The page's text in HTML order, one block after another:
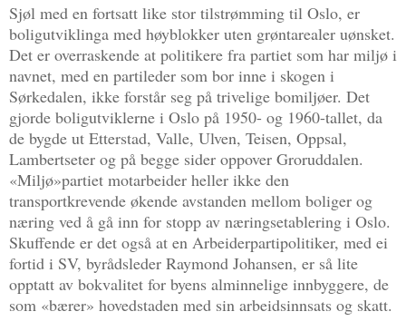
Sjøl med en fortsatt like stor tilstrømming til Oslo, er
boligutviklinga med høyblokker uten grøntarealer uønsket.
Det er overraskende at politikere fra partiet som har miljø i
navnet, med en partileder som bor inne i skogen i
Sørkedalen, ikke forstår seg på trivelige bomiljøer. Det
gjorde boligutviklerne i Oslo på 1950- og 1960-tallet, da
de bygde ut Etterstad, Valle, Ulven, Teisen, Oppsal,
Lambertseter og på begge sider oppover Groruddalen.
«Miljø»partiet motarbeider heller ikke den
transportkrevende økende avstanden mellom boliger og
næring ved å gå inn for stopp av næringsetablering i Oslo.
Skuffende er det også at en Arbeiderpartipolitiker, med ei
fortid i SV, byrådsleder Raymond Johansen, er så lite
opptatt av bokvalitet for byens alminnelige innbyggere, de
som «bærer» hovedstaden med sin arbeidsinnsats og skatt.